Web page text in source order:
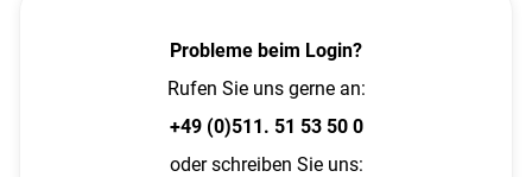
Probleme beim Login?
Rufen Sie uns gerne an:
+49 (0)511. 51 53 50 0
oder schreiben Sie uns: